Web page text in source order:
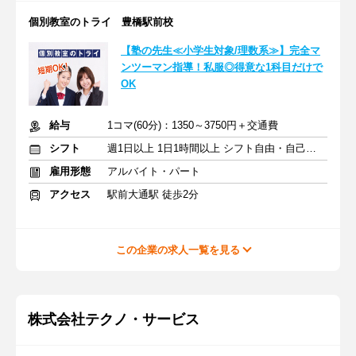
個別教室のトライ 豊橋駅前校
【塾の先生≪小学生対象/理数系≫】完全マ
ンツーマン指導！私服◎得意な1科目だけで
OK
給与
1コマ(60分)：1350～3750円＋交通費
シフト
週1日以上 1日1時間以上 シフト自由・自己申告
雇用形態
アルバイト・パート
アクセス
駅前大通駅 徒歩2分
この企業の求人一覧を見る
株式会社テクノ・サービス